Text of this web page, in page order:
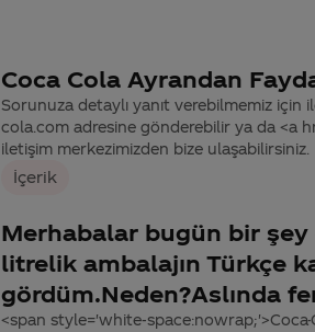
Coca Cola Ayrandan
Sorunuza detaylı yanıt verebilmemiz için
cola.com adresine gönderebilir ya da <a
iletişim merkezimizden bize ulaşabilirsiniz.
İçerik
Merhabalar bugün bir
litrelik ambalajın Türkçe
gördüm.Neden?Aslında
<span style='white-space:nowrap;'>Coca-